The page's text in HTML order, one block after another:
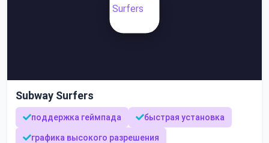
Subway Surfers
поддержка геймпада быстрая установка
графика высокого разрешения